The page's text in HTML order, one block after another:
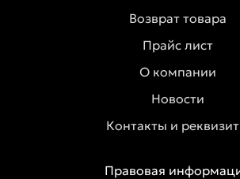
Возврат товара
Прайс лист
О компании
Новости
Контакты и
Правовая